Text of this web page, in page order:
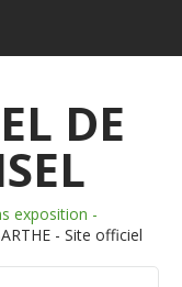
DE
exposition -
- Site officiel